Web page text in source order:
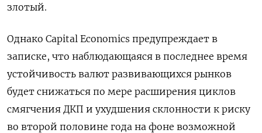
злотый.
Однако Capital Economics предупреждает в
записке, что наблюдающаяся в последнее время
устойчивость валют развивающихся рынков
будет снижаться по мере расширения циклов
смягчения ДКП и ухудшения склонности к риску
во второй половине года на фоне возможной